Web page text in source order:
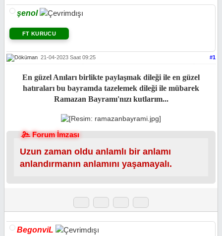
şenol
FT KURUCU
#1
21-04-2023 Saat 09:25
En güzel Anıları birlikte paylaşmak dileği ile en güzel
hatıraları bu bayramda tazelemek dileği ile mübarek
Ramazan Bayramı'nızı kutlarım...
Forum İmzası
Uzun zaman oldu anlamlı bir anlamı
anlandırmanın anlamını yaşamayalı.
BegonviL